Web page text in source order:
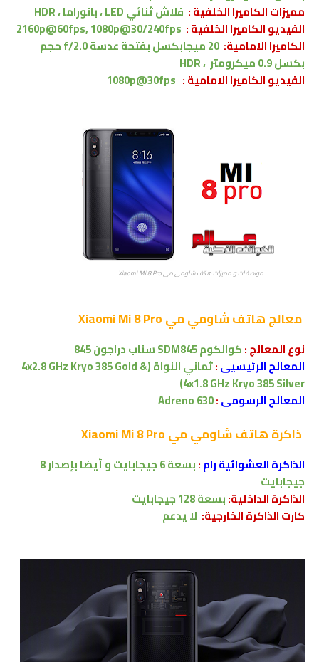
مميزات الكاميرا الخلفية : فلاشثنائيLED، بانوراما،HDR
الفيديو الكاميرا الخلفية : 2160p@60fps, 1080p@30/240fps
الكاميرا الامامية:
بفتحة عدسة f/2.0
حجم
بكسل 0.9 ميكرومتر
،HDR
الفيديو الكاميراالامامية:
1080p@30fps
مواصفات و مميزات هاتف شاومي مي Xiaomi Mi 8 Pro
معالجهاتف شاومي مي Xiaomi Mi 8 Pro
نوع المعالج:كوالكوم SDM845 سناب دراجون 845
المعالج الرئيسيى:ثماني النواة (4x2.8 GHz Kryo 385 Gold &
4x1.8 GHz Kryo 385 Silver)
المعالج الرسومى:
Adreno 630
ذاكرةهاتف شاومي مي Xiaomi Mi 8 Pro
الذاكرة العشوائية رام:
بسعة 6 جيجابايت و أيضا بإصدار 8
جيجابايت
الذاكرة الداخلية:بسعة 128 جيجابايت
كارت الذاكرة الخارجية: لايدعم